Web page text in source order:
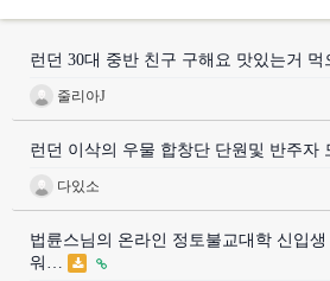
런던 30대 중반 친구 구해요 맛있는거
줄리아J
런던 이삭의 우물 합창단 단원및 반주자
다있소
법륜스님의 온라인 정토불교대학 신입
워…